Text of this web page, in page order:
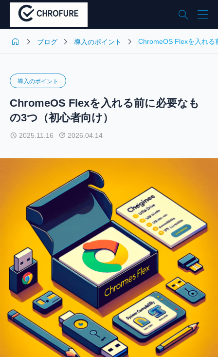

  ブログ  導入のポイント  ChromeOS Flexを入れる
導入のポイント
ChromeOS Flexを入れる前に必要なも
の3つ（初心者向け）
2025.11.16 2026.04.14